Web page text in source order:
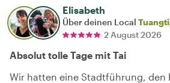
Elisabeth
Über deinen Local
2 August 2026
Absolut tolle Tage mit Tai
Wir hatten eine Stadtführung, den